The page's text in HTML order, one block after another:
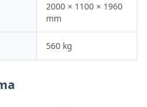
2000 × 1100 × 1960
mm
560 kg